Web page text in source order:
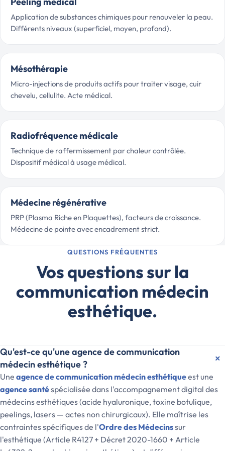
Application de substances chimiques pour renouveler la peau.
Différents niveaux (superficiel, moyen, profond).
Mésothérapie
Micro-injections de produits actifs pour traiter visage, cuir
chevelu, cellulite. Acte médical.
Radiofréquence médicale
Technique de raffermissement par chaleur contrôlée.
Dispositif médical à usage médical.
Médecine régénérative
PRP (Plasma Riche en Plaquettes), facteurs de croissance.
Médecine de pointe avec encadrement strict.
QUESTIONS FRÉQUENTES
Vos questions sur la
communication médecin
esthétique.
Qu'est-ce qu'une agence de communication
médecin esthétique ?
Une agence de communication médecin esthétiqueest une
agence santéspécialisée dans l'accompagnement digital des
médecins esthétiques (acide hyaluronique, toxine botulique,
peelings, lasers — actes non chirurgicaux). Elle maîtrise les
contraintes spécifiques de l'Ordre des Médecinssur
l'esthétique (Article R4127 + Décret 2020-1660 + Article